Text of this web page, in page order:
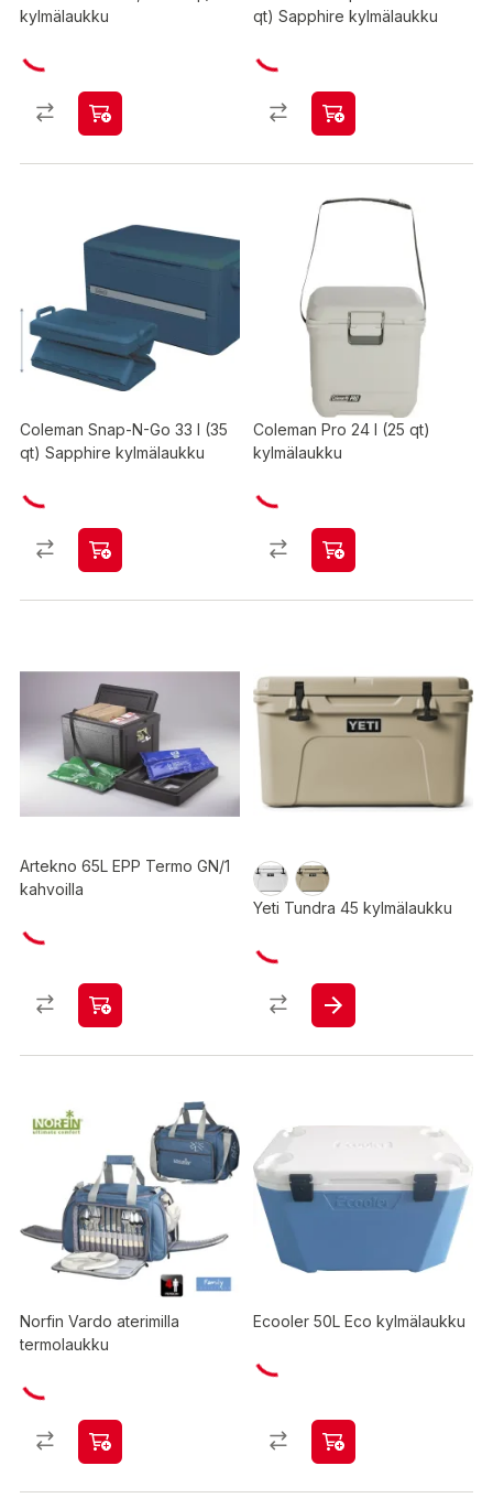
kylmälaukku
qt) Sapphire kylmälaukku
Coleman Snap-N-Go 33 l (35
qt) Sapphire kylmälaukku
Coleman Pro 24 l (25 qt)
kylmälaukku
Artekno 65L EPP Termo GN/1
kahvoilla
Yeti Tundra 45 kylmälaukku
Norfin Vardo aterimilla
termolaukku
Ecooler 50L Eco kylmälaukku